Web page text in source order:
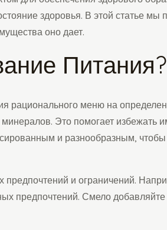
здоровья. В этой статье
оно дает.
Питания?
рационального меню на
Это помогает избежать
и разнообразным,
предпочтений и ограничений.
предпочтений. Смело